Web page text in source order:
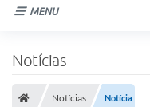
MENU
Notícias
Notícias Notícia